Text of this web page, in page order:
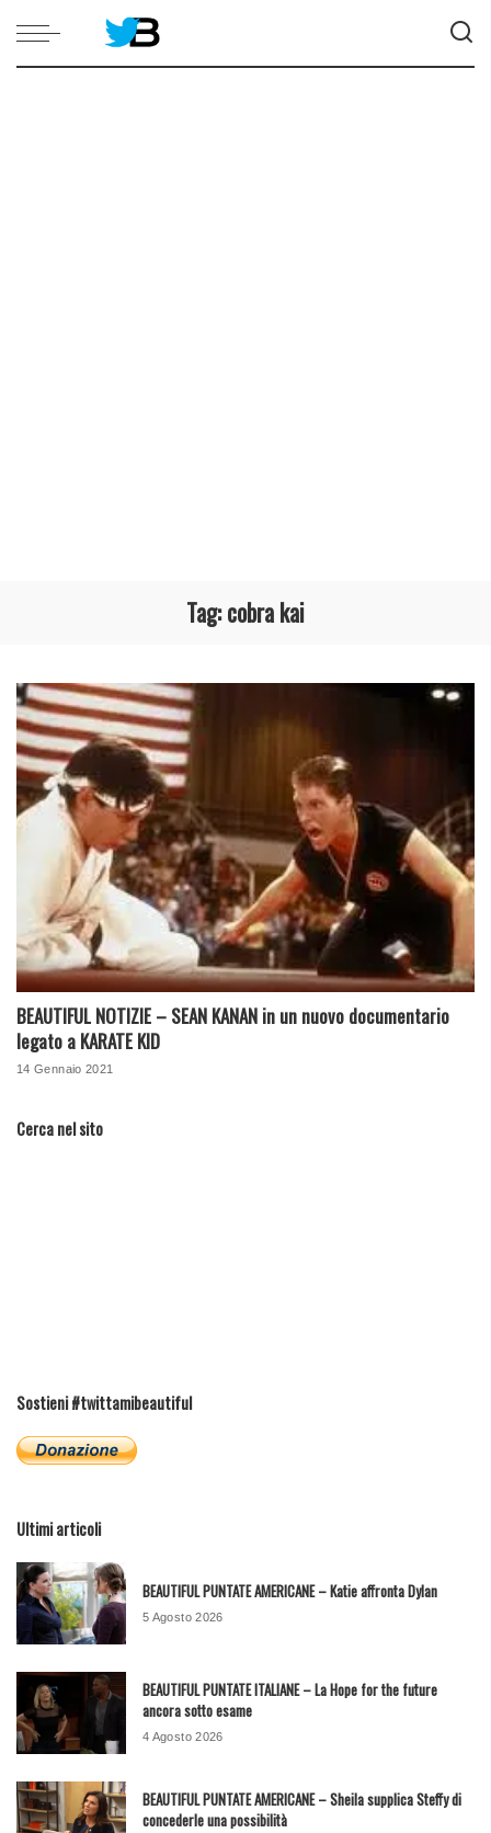
Tag:cobra kai
BEAUTIFUL NOTIZIE – SEAN KANAN in un nuovo documentario
legato a KARATE KID
14 Gennaio 2021
Cerca nel sito
Sostieni #twittamibeautiful
Ultimi articoli
BEAUTIFUL PUNTATE AMERICANE – Katie affronta Dylan
5 Agosto 2026
BEAUTIFUL PUNTATE ITALIANE – La Hope for the future
ancora sotto esame
4 Agosto 2026
BEAUTIFUL PUNTATE AMERICANE – Sheila supplica Steffy di
concederle una possibilità